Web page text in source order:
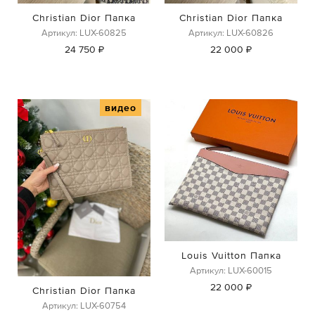
Christian Dior Папка
Артикул: LUX-60825
24 750 ₽
Christian Dior Папка
Артикул: LUX-60826
22 000 ₽
видео
Christian Dior Папка
Артикул: LUX-60754
Louis Vuitton Папка
Артикул: LUX-60015
22 000 ₽